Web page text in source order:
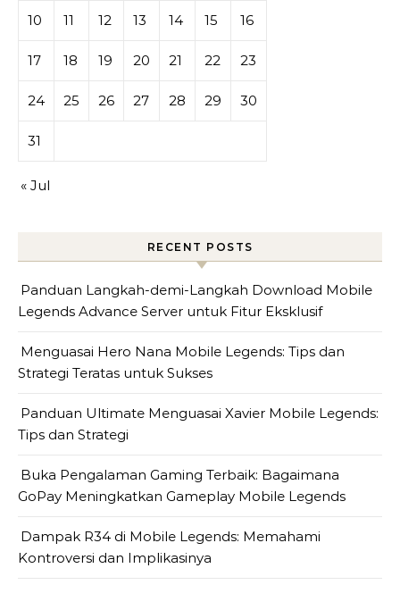
10 11 12 13 14 15 16
17 18 19 20 21 22 23
24 25 26 27 28 29 30
31
« Jul
RECENT POSTS
Panduan Langkah-demi-Langkah Download Mobile
Legends Advance Server untuk Fitur Eksklusif
Menguasai Hero Nana Mobile Legends: Tips dan
Strategi Teratas untuk Sukses
Panduan Ultimate Menguasai Xavier Mobile Legends:
Tips dan Strategi
Buka Pengalaman Gaming Terbaik: Bagaimana
GoPay Meningkatkan Gameplay Mobile Legends
Dampak R34 di Mobile Legends: Memahami
Kontroversi dan Implikasinya